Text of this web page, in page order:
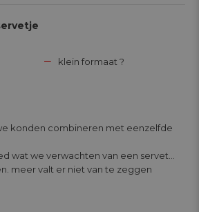
klein formaat ?
wat we verwachten van een servet...
meer valt er niet van te zeggen